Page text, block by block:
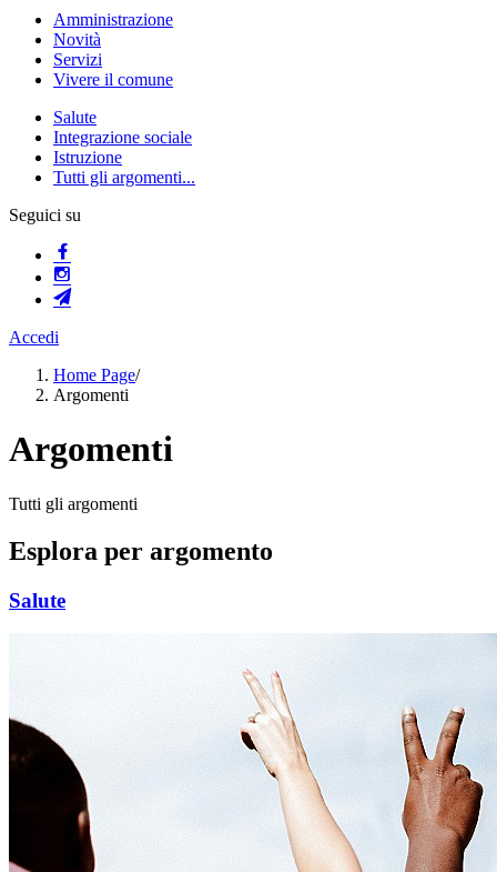
Amministrazione
Novità
Servizi
Vivere il comune
Salute
Integrazione sociale
Istruzione
Tutti gli argomenti...
Seguici su
Accedi
Home Page/
Argomenti
Argomenti
Tutti gli argomenti
Esplora per argomento
Salute